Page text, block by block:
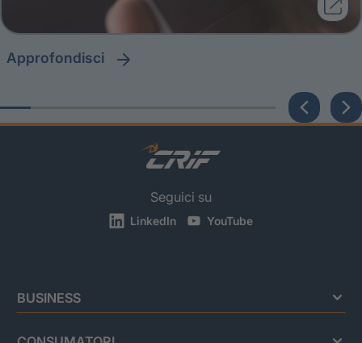
approfondisci
Seguici su
LinkedIn YouTube
BUSINESS